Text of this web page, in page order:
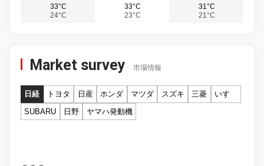
33°C
24°C
33°C
23°C
31°C
21°C
Market survey 市場情報
日経 トヨタ 日産 ホンダ マツダ スズキ 三菱
いすゞ
SUBARU
日野 ヤマハ発動機